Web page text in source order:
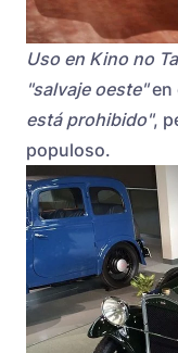
Uso en Kino no
"salvaje oeste"en
está prohibido",
populoso.